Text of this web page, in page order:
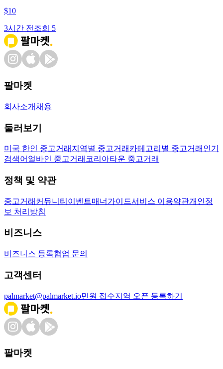
$10
3시간 전 조회 5
팔마켓
회사소개 채용
둘러보기
미국 한인 중고거래 지역별 중고거래 카테고리별 중고거래 인기
검색어 얼바인 중고거래 코리아타운 중고거래
정책 및 약관
중고거래 커뮤니티 이벤트매너가이드서비스 이용약관개인정
보 처리방침
비즈니스
비즈니스 등록협업 문의
고객센터
palmarket@palmarket.io민원 접수지역 오픈 등록하기
팔마켓